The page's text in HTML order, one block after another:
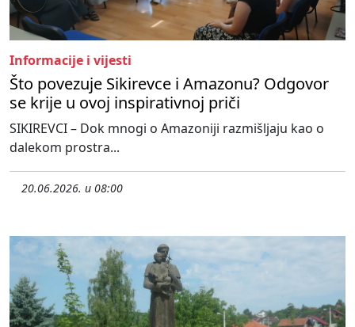
Informacije i vijesti
Što povezuje Sikirevce i Amazonu? Odgovor
se krije u ovoj inspirativnoj priči
SIKIREVCI – Dok mnogi o Amazoniji razmišljaju kao o
dalekom prostra...
20.06.2026. u 08:00